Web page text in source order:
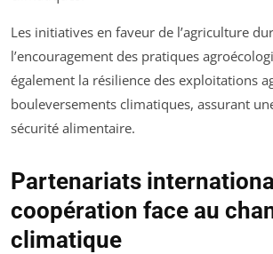
Les initiatives en faveur de l’agriculture
l’encouragement des pratiques
également la résilience des exploitations
bouleversements climatiques, assurant
sécurité alimentaire.
Partenariats
coopération face au
climatique